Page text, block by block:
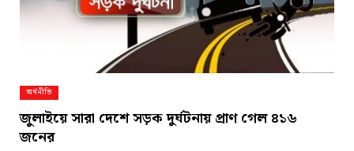
অর্থনীতি
জুলাইয়ে সারা দেশে সড়ক দুর্ঘটনায় প্রাণ গেল ৪১৬
জনের